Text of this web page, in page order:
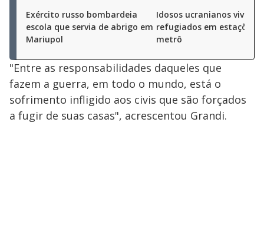
Exército russo bombardeia
escola que servia de abrigo em
Mariupol
Idosos ucranianos vivem
refugiados em estações
metrô
"Entre as responsabilidades daqueles que
fazem a guerra, em todo o mundo, está o
sofrimento infligido aos civis que são forçados
a fugir de suas casas", acrescentou Grandi.